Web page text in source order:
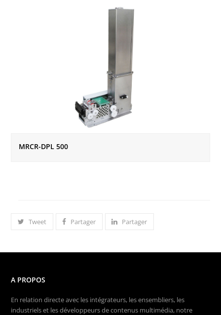
MRCR-DPL 500
Tweet Partager Partager
A PROPOS
En relation directe avec les intégrateurs, les ensembliers, les
industriels et les développeurs de contenus multimédia, notre